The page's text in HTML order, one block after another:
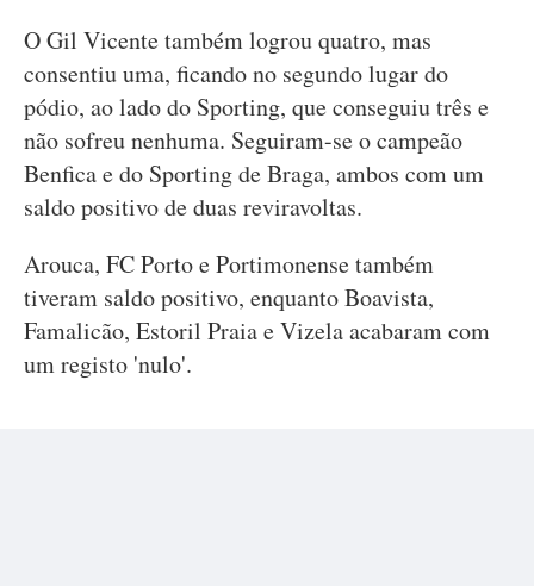
O Gil Vicente também logrou quatro, mas
consentiu uma, ficando no segundo lugar do
pódio, ao lado do Sporting, que conseguiu três e
não sofreu nenhuma. Seguiram-se o campeão
Benfica e do Sporting de Braga, ambos com um
saldo positivo de duas reviravoltas.
Arouca, FC Porto e Portimonense também
tiveram saldo positivo, enquanto Boavista,
Famalicão, Estoril Praia e Vizela acabaram com
um registo 'nulo'.